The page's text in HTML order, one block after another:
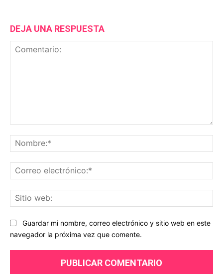
DEJA UNA RESPUESTA
Guardar mi nombre, correo electrónico y sitio web en este
navegador la próxima vez que comente.